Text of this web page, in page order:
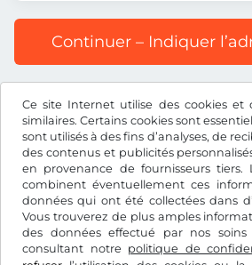
Ce site Internet utilise des cookies et
similaires. Certains cookies sont
sont utilisés à des fins d’analyses, de
des contenus et publicités
en provenance de fournisseurs tiers.
combinent éventuellement ces
données qui ont été collectées dans
Vous trouverez de plus amples
des données effectué par nos
consultant notre politique de
Continuer – Indiquer
compris les frais d’enregistrement et
€EUR
Facebook Instagram